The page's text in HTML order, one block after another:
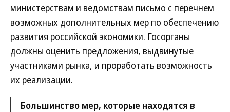
министерствам и ведомствам письмо с перечнем
возможных дополнительных мер по обеспечению
развития российской экономики. Госорганы
должны оценить предложения, выдвинутые
участниками рынка, и проработать возможность
их реализации.
Большинство мер, которые находятся в